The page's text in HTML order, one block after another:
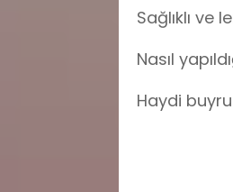
Sağlıklı ve
Nasıl
Haydi